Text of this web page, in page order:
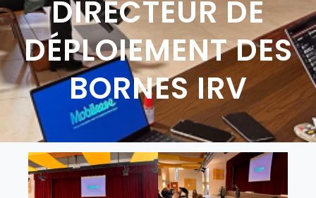
DIRECTEUR DE
DÉPLOIEMENT DES
BORNES IRV